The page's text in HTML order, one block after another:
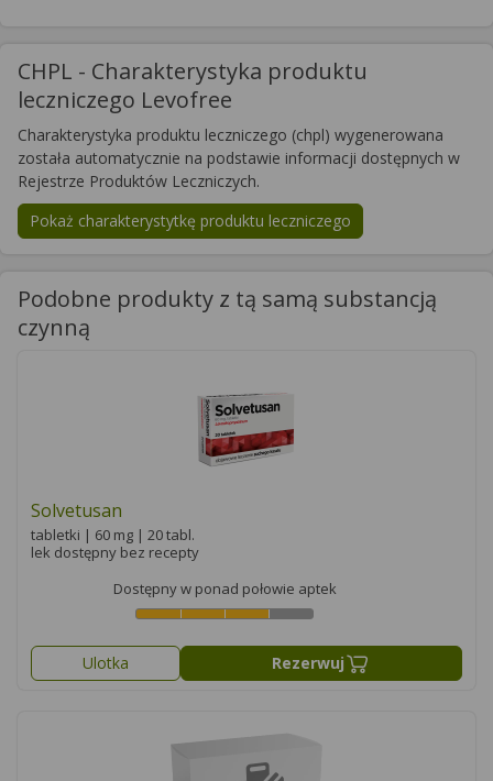
CHPL - Charakterystyka produktu
leczniczego Levofree
Charakterystyka produktu leczniczego (chpl) wygenerowana
została automatycznie na podstawie informacji dostępnych w
Rejestrze Produktów Leczniczych.
Pokaż charakterystytkę produktu leczniczego
Podobne produkty z tą samą substancją
czynną
Solvetusan
tabletki | 60 mg | 20 tabl.
lek dostępny bez recepty
Dostępny w ponad połowie aptek
Ulotka Rezerwuj